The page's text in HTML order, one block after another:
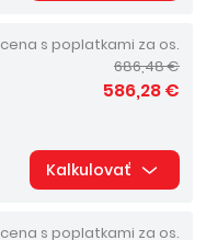
cena s poplatkami za os.
686,48 €
586,28 €
Kalkulovať
cena s poplatkami za os.